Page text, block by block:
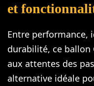
et
Entre performance,
durabilité, ce
aux attentes des
alternative idéale